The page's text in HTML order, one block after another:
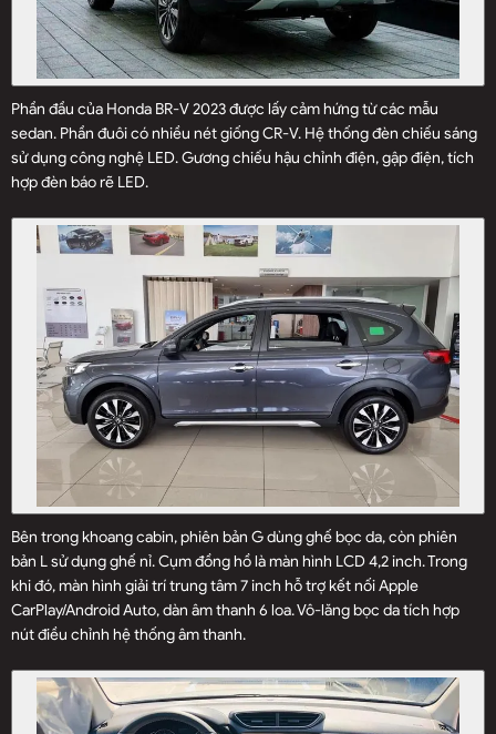
Phần đầu của Honda BR-V 2023 được lấy cảm hứng từ các mẫu
sedan. Phần đuôi có nhiều nét giống CR-V. Hệ thống đèn chiếu sáng
sử dụng công nghệ LED. Gương chiếu hậu chỉnh điện, gập điện, tích
hợp đèn báo rẽ LED.
Bên trong khoang cabin, phiên bản G dùng ghế bọc da, còn phiên
bản L sử dụng ghế nỉ. Cụm đồng hồ là màn hình LCD 4,2 inch. Trong
khi đó, màn hình giải trí trung tâm 7 inch hỗ trợ kết nối Apple
CarPlay/Android Auto, dàn âm thanh 6 loa. Vô-lăng bọc da tích hợp
nút điều chỉnh hệ thống âm thanh.